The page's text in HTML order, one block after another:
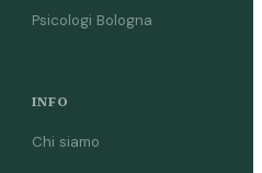
Psicologi Bologna
INFO
Chi siamo